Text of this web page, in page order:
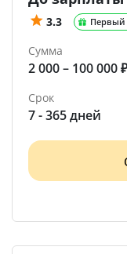
3.3 Первый
Сумма
2 000 – 100 000 ₽
Срок
7 - 365 дней